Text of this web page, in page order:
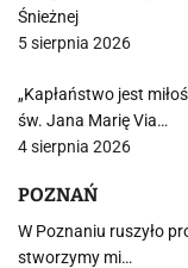
Śnieżnej
5 sierpnia 2026
„Kapłaństwo jest
św. Jana Marię Via…
4 sierpnia 2026
POZNAŃ
W Poznaniu ruszyło
stworzymy mi…